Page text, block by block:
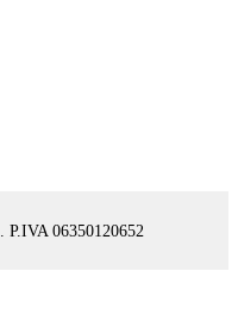
. P.IVA 06350120652